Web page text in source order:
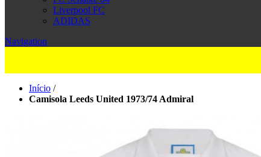
Liverpool FC
ADIDAS
Navigation
Início /
Camisola Leeds United 1973/74 Admiral